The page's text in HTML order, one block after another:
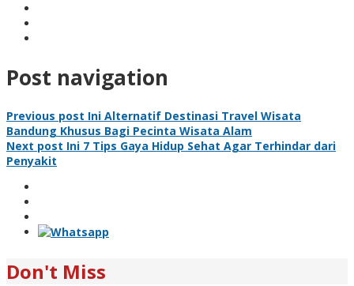
Post navigation
Previous post Ini Alternatif Destinasi Travel Wisata
Bandung Khusus Bagi Pecinta Wisata Alam
Next post Ini 7 Tips Gaya Hidup Sehat Agar Terhindar dari
Penyakit
Don't Miss